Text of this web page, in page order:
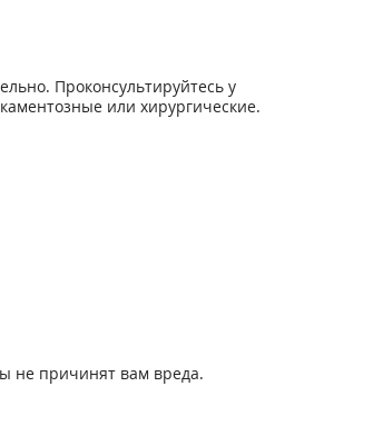
Проконсультируйтесь у
или хирургические.
не причинят вам вреда.